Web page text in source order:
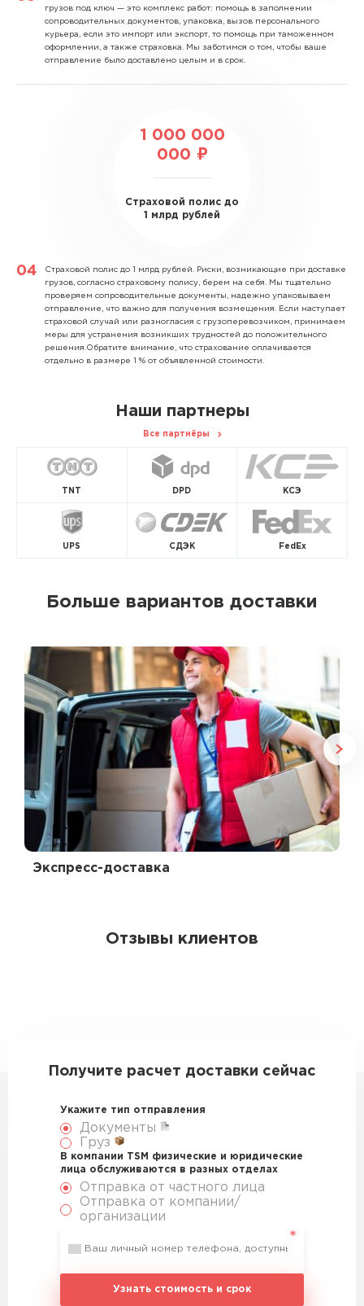
грузов под ключ — это комплекс работ: помощь в заполнении
сопроводительных документов, упаковка, вызов персонального
курьера, если это импорт или экспорт, то помощь при таможенном
оформлении, а также страховка. Мы заботимся о том, чтобы ваше
отправление было доставлено целым и в срок.
1 000 000
000 ₽
Страховой полис до
1 млрд рублей
Страховой полис до 1 млрд рублей. Риски, возникающие при доставке
грузов, согласно страховому полису, берем на себя. Мы тщательно
проверяем сопроводительные документы, надежно упаковываем
отправление, что важно для получения возмещения. Если наступает
страховой случай или разногласия с грузоперевозчиком, принимаем
меры для устранения возникших трудностей до положительного
решения.Обратите внимание, что страхование оплачивается
отдельно в размере 1 % от объявленной стоимости.
Наши партнеры
Все партнёры
TNT DPD КСЭ
UPS СДЭК FedEx
Больше вариантов доставки
Экспресс-доставка
Отзывы клиентов
Получите расчет доставки сейчас
Укажите тип отправления
Документы
Груз
В компании TSM физические и юридические
лица обслуживаются в разных отделах
Отправка от частного лица
Отправка от компании/
организации
Узнать стоимость и срок